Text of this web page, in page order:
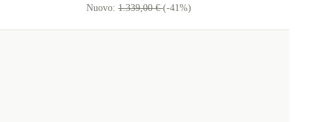
Nuovo: 1.339,00 €(-41%)